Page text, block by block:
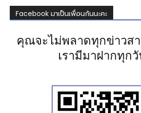
Facebook มาเป็นเพื่อนกันนะคะ
คุณจะไม่พลาดทุกข่าวส
เรามีมาฝากทุก